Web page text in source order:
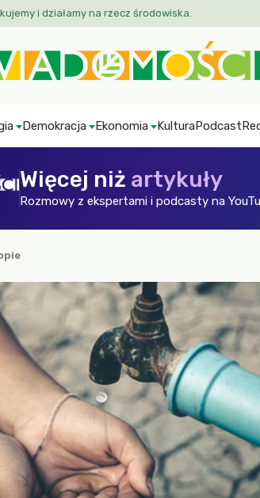
i działamy na rzecz środowiska.
Demokracja Ekonomia KulturaPodcast
Więcej niż artykuły
Rozmowy z ekspertami i podcasty na